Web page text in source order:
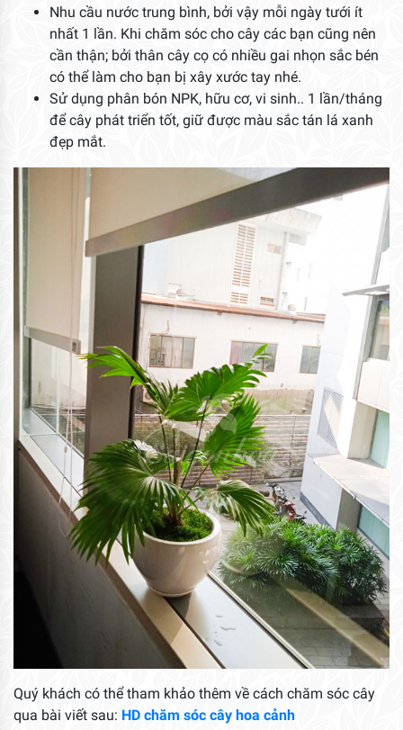
Nhu cầu nước trung bình, bởi vậy mỗi ngày tưới ít
nhất 1 lần. Khi chăm sóc cho cây các bạn cũng nên
cần thận; bởi thân cây cọ có nhiều gai nhọn sắc bén
có thể làm cho bạn bị xây xước tay nhé.
Sử dụng phân bón NPK, hữu cơ, vi sinh.. 1 lần/tháng
để cây phát triển tốt, giữ được màu sắc tán lá xanh
đẹp mắt.
Quý khách có thể tham khảo thêm về cách chăm sóc cây
qua bài viết sau: HD chăm sóc cây hoa cảnh